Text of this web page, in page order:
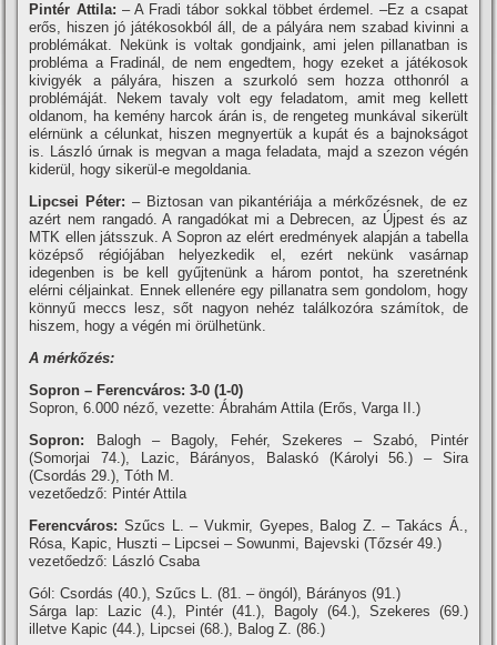
Pintér Attila: – A Fradi tábor sokkal többet érdemel. –Ez a csapat
erős, hiszen jó játékosokból áll, de a pályára nem szabad kivinni a
problémákat. Nekünk is voltak gondjaink, ami jelen pillanatban is
probléma a Fradinál, de nem engedtem, hogy ezeket a játékosok
kivigyék a pályára, hiszen a szurkoló sem hozza otthonról a
problémáját. Nekem tavaly volt egy feladatom, amit meg kellett
oldanom, ha kemény harcok árán is, de rengeteg munkával sikerült
elérnünk a célunkat, hiszen megnyertük a kupát és a bajnokságot
is. László úrnak is megvan a maga feladata, majd a szezon végén
kiderül, hogy sikerül-e megoldania.
Lipcsei Péter:– Biztosan van pikantériája a mérkőzésnek, de ez
azért nem rangadó. A rangadókat mi a Debrecen, az Újpest és az
MTK ellen játsszuk. A Sopron az elért eredmények alapján a tabella
középső régiójában helyezkedik el, ezért nekünk vasárnap
idegenben is be kell gyűjtenünk a három pontot, ha szeretnénk
elérni céljainkat. Ennek ellenére egy pillanatra sem gondolom, hogy
könnyű meccs lesz, sőt nagyon nehéz találkozóra számí­tok, de
hiszem, hogy a végén mi örülhetünk.
A mérkőzés:
Sopron – Ferencváros: 3-0 (1-0)
Sopron, 6.000 néző, vezette: Ábrahám Attila (Erős, Varga II.)
Sopron: Balogh – Bagoly, Fehér, Szekeres – Szabó, Pintér
(Somorjai 74.), Lazic, Bárányos, Balaskó (Károlyi 56.) – Sira
(Csordás 29.), Tóth M.
vezetőedző: Pintér Attila
Ferencváros: Szűcs L. – Vukmir, Gyepes, Balog Z. – Takács Á.,
Rósa, Kapic, Huszti – Lipcsei – Sowunmi, Bajevski (Tőzsér 49.)
vezetőedző: László Csaba
Gól: Csordás (40.), Szűcs L. (81. – öngól), Bárányos (91.)
Sárga lap: Lazic (4.), Pintér (41.), Bagoly (64.), Szekeres (69.)
illetve Kapic (44.), Lipcsei (68.), Balog Z. (86.)